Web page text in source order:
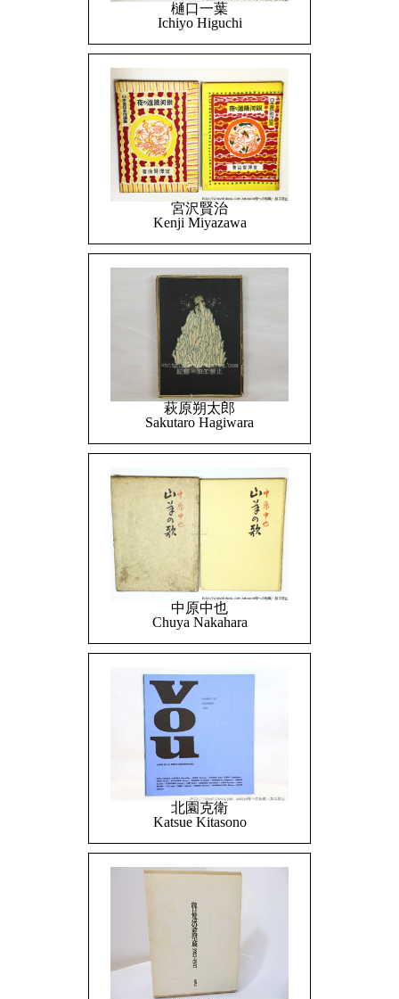
樋口一葉
Ichiyo Higuchi
宮沢賢治
Kenji Miyazawa
萩原朔太郎
Sakutaro Hagiwara
中原中也
Chuya Nakahara
北園克衛
Katsue Kitasono